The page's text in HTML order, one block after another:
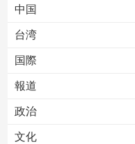
中国
台湾
国際
報道
政治
文化